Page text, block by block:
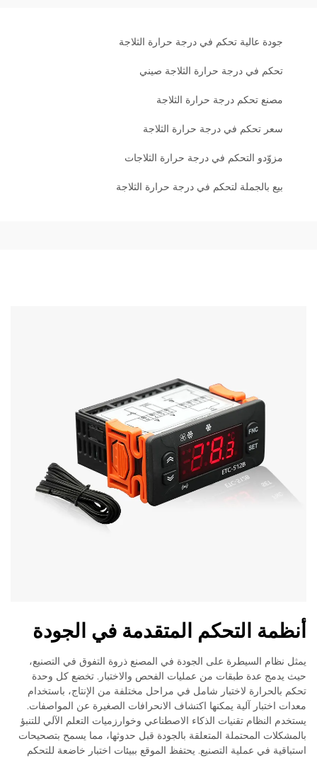
جودة عالية تحكم في درجة حرارة الثلاجة
تحكم في درجة حرارة الثلاجة صيني
مصنع تحكم درجة حرارة الثلاجة
سعر تحكم في درجة حرارة الثلاجة
مزوّدو التحكم في درجة حرارة الثلاجات
بيع بالجملة لتحكم في درجة حرارة الثلاجة
أنظمة التحكم المتقدمة في الجودة
يمثل نظام السيطرة على الجودة في المصنع ذروة التفوق في التصنيع،
حيث يدمج عدة طبقات من عمليات الفحص والاختبار. تخضع كل وحدة
تحكم بالحرارة لاختبار شامل في مراحل مختلفة من الإنتاج، باستخدام
معدات اختبار آلية يمكنها اكتشاف الانحرافات الصغيرة عن المواصفات.
يستخدم النظام تقنيات الذكاء الاصطناعي وخوارزميات التعلم الآلي للتنبؤ
بالمشكلات المحتملة المتعلقة بالجودة قبل حدوثها، مما يسمح بتصحيحات
استباقية في عملية التصنيع. يحتفظ الموقع ببيئات اختبار خاضعة للتحكم